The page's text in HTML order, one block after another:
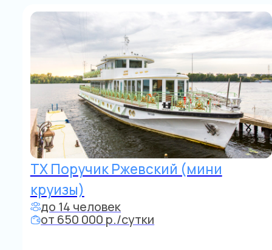
Яхта Sunseeker
до 10 человек
от 28 000 р./час
МО и водохранилища